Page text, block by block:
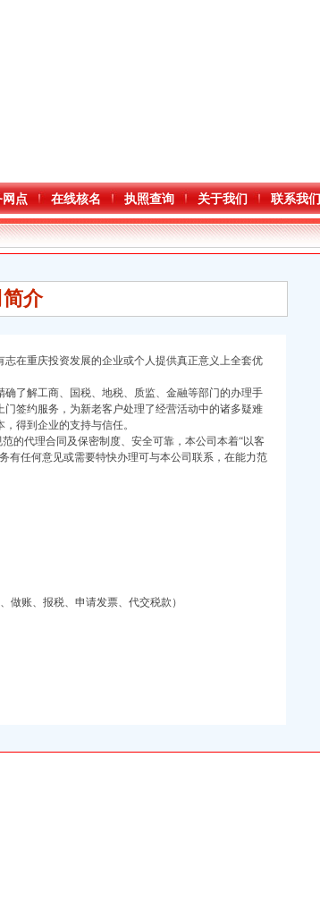
网点 在线核名 执照查询 关于我们 联系我们
介
在重庆投资发展的企业或个人提供真正意义上全套优
了解工商、国税、地税、质监、金融等部门的办理手
签约服务，为新老客户处理了经营活动中的诸多疑难
得到企业的支持与信任。
的代理合同及保密制度、安全可靠，本公司本着“以客
有任何意见或需要特快办理可与本公司联系，在能力范
做账、报税、申请发票、代交税款）